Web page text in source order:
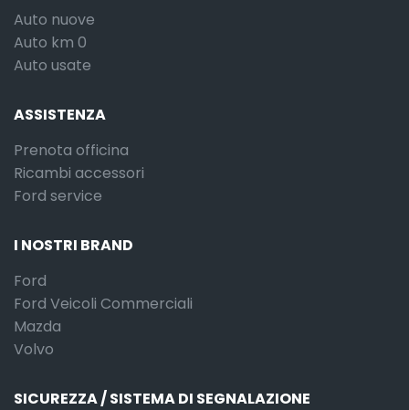
Auto nuove
Auto km 0
Auto usate
ASSISTENZA
Prenota officina
Ricambi accessori
Ford service
I NOSTRI BRAND
Ford
Ford Veicoli Commerciali
Mazda
Volvo
SICUREZZA / SISTEMA DI SEGNALAZIONE